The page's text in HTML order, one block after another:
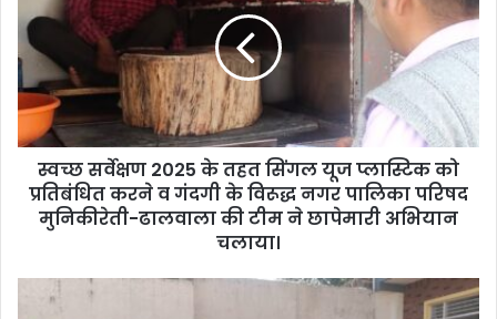
स्वच्छ सर्वेक्षण 2025 के तहत सिंगल यूज प्लास्टिक को
प्रतिबंधित करने व गंदगी के विरूद्ध नगर पालिका परिषद
मुनिकीरेती-ढालवाला की टीम ने छापेमारी अभियान
चलाया।